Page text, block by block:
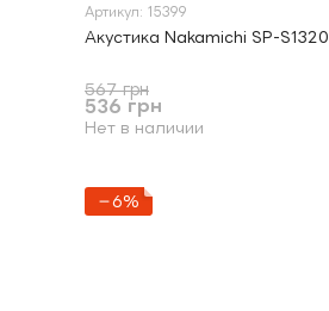
Артикул: 15399
Акустика Nakamichi SP-S1320
567 грн
536 грн
Нет в наличии
−6%